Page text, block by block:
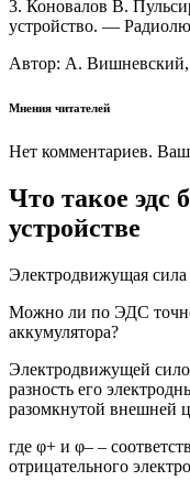
3. Коновалов В.
устройство. —
Автор: А. Вишневский,
Мнения читателей
Нет комментариев.
Что такое эдс
устройстве
Электродвижущая сила
Можно ли по ЭДС точно
аккумулятора?
Электродвижущей
разность его
разомкнутой внешней
где φ+ и φ– –
отрицательного